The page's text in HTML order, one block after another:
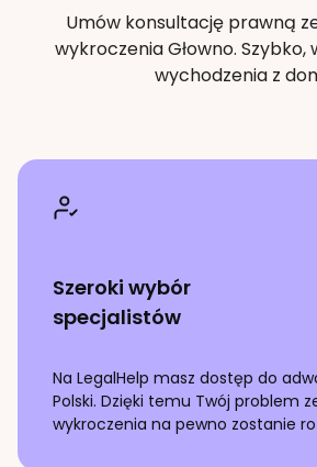
Umów konsultację prawną
wykroczeniaGłowno. Szybko,
wychodzenia z
Szeroki wybór
specjalistów
Na LegalHelp masz dostęp do
Polski. Dzięki temu Twój problem
wykroczenia na pewno zostanie